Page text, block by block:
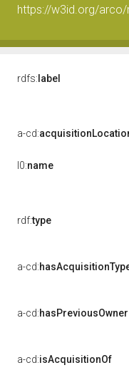
https://w3id.org/
rdfs: label
a-cd:
l0:name
rdf:type
a-cd:
a-cd:hasPreviousOwner
a-cd:isAcquisitionOf